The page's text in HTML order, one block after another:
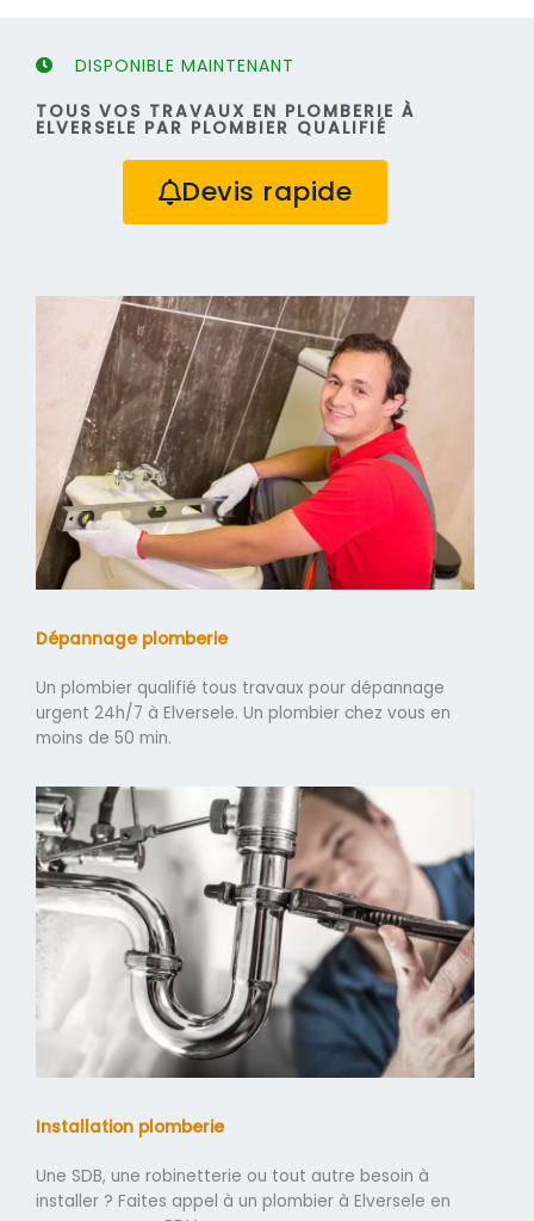
DISPONIBLE MAINTENANT
TOUS VOS TRAVAUX EN PLOMBERIE À
ELVERSELE PAR PLOMBIER QUALIFIÉ
Devis rapide
Dépannage plomberie
Un plombier qualifié tous travaux pour dépannage
urgent 24h/7 à Elversele. Un plombier chez vous en
moins de 50 min.
Installation plomberie
Une SDB, une robinetterie ou tout autre besoin à
installer ? Faites appel à un plombier à Elversele en